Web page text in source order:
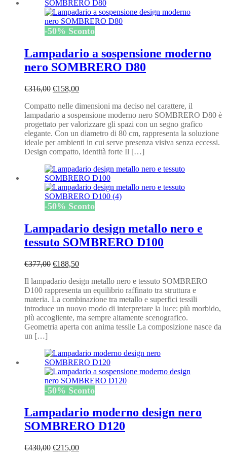
-50% Sconto
Lampadario a sospensione moderno
nero SOMBRERO D80
€316,00 Il
originale
era:
€316,00.
€158,00Il
attuale
è:
€158,00.
Compatto nelle dimensioni ma deciso nel carattere, il
lampadario a sospensione moderno nero SOMBRERO D80 è
progettato per valorizzare gli spazi con un segno grafico
elegante. Con un diametro di 80 cm, rappresenta la soluzione
ideale per ambienti in cui serve presenza visiva senza eccessi.
Design compatto, identità forte Il […]
-50% Sconto
Lampadario design metallo nero e
tessuto SOMBRERO D100
€377,00 Il
originale
era:
€377,00.
€188,50Il
attuale
è:
€188,50.
Il lampadario design metallo nero e tessuto SOMBRERO
D100 rappresenta un equilibrio raffinato tra struttura e
materia. La combinazione tra metallo e superfici tessili
introduce un nuovo modo di interpretare la luce: più morbido,
più accogliente, ma sempre altamente scenografico.
Geometria aperta con anima tessile La composizione nasce da
un […]
-50% Sconto
Lampadario moderno design nero
SOMBRERO D120
€430,00 Il
€215,00Il